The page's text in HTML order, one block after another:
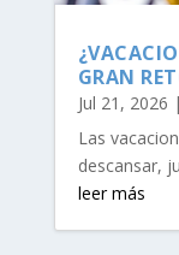
GRAN
Jul 21, 2026 |
Las
descansar,
leer más